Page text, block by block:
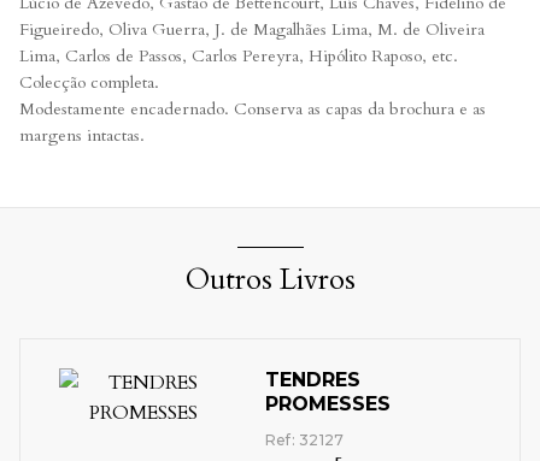
Figueiredo, Oliva Guerra, J. de Magalhães Lima, M. de Oliveira
Lima, Carlos de Passos, Carlos Pereyra, Hipólito Raposo, etc.
Colecção completa.
Modestamente encadernado. Conserva as capas da brochura e as
margens intactas.
Outros Livros
TENDRES
PROMESSES
Ref: 32127